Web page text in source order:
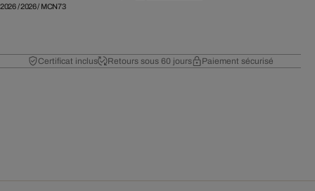
2026/2026/ MCN73
Certificat inclus Retours sous 60 jours Paiement sécurisé